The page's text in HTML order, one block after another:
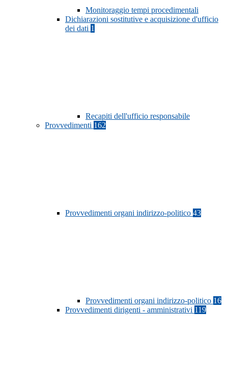
Monitoraggio tempi procedimentali
Dichiarazioni sostitutive e acquisizione d'ufficio
dei dati 1
Recapiti dell'ufficio responsabile
Provvedimenti 162
Provvedimenti organi indirizzo-politico 43
Provvedimenti organi indirizzo-politico 16
Provvedimenti dirigenti - amministrativi 119